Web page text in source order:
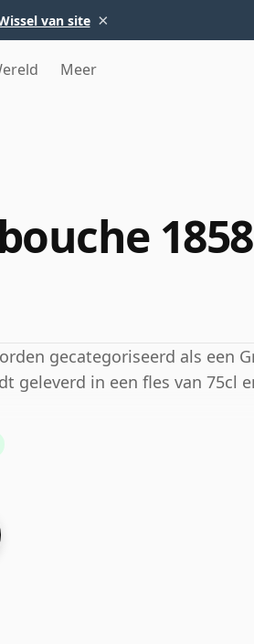
van site ×
Meer
gecategoriseerd als een
geleverd in een fles van 75cl